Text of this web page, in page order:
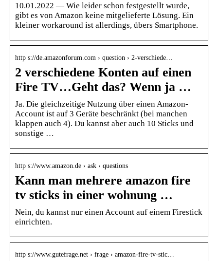
10.01.2022 — Wie leider schon festgestellt wurde,
gibt es von Amazon keine mitgelieferte Lösung. Ein
kleiner workaround ist allerdings, übers Smartphone.
http s://de.amazonforum.com › question › 2-verschiede…
2 verschiedene Konten auf einen
Fire TV…Geht das? Wenn ja …
Ja. Die gleichzeitige Nutzung über einen Amazon-
Account ist auf 3 Geräte beschränkt (bei manchen
klappen auch 4). Du kannst aber auch 10 Sticks und
sonstige …
http s://www.amazon.de › ask › questions
Kann man mehrere amazon fire
tv sticks in einer wohnung …
Nein, du kannst nur einen Account auf einem Firestick
einrichten.
http s://www.gutefrage.net › frage › amazon-fire-tv-stic…